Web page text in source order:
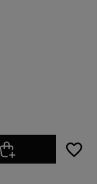
favorite_border